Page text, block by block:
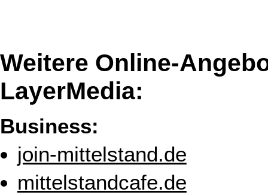
Weitere Online-
LayerMedia:
Business:
join-mittelstand.de
mittelstandcafe.de